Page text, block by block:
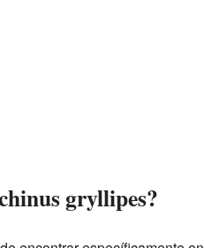
gryllipes?